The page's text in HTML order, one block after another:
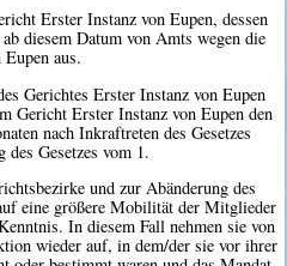
Erster Instanz von Eupen, dessen
diesem Datum von Amts wegen die
aus.
Gerichtes Erster Instanz von Eupen
Gericht Erster Instanz von Eupen den
nach Inkraftreten des Gesetzes
Gesetzes vom 1.
und zur Abänderung des
eine größere Mobilität der Mitglieder
In diesem Fall nehmen sie von
wieder auf, in dem/der sie vor ihrer